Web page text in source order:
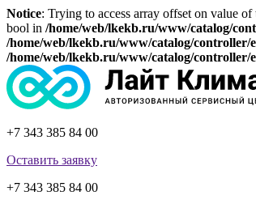
Notice: Trying to access array offset on value
bool in /home/web/lkekb.ru/www/catalog/
/home/web/lkekb.ru/www/catalog/controller/
/home/web/lkekb.ru/www/catalog/controller/
+7 343 385 84 00
Оставить заявку
+7 343 385 84 00